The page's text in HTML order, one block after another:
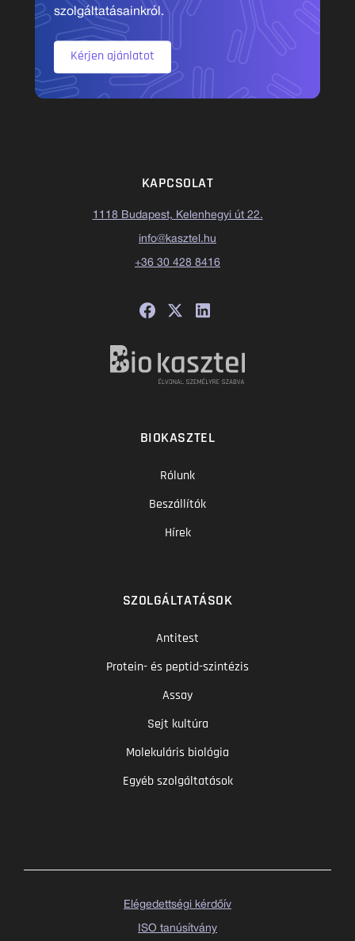
szolgáltatásainkról.
Kérjen ajánlatot
KAPCSOLAT
1118 Budapest, Kelenhegyi út 22.
info@kasztel.hu
+36 30 428 8416
BIOKASZTEL
Rólunk
Beszállítók
Hírek
SZOLGÁLTATÁSOK
Antitest
Protein- és peptid-szintézis
Assay
Sejt kultúra
Molekuláris biológia
Egyéb szolgáltatások
Elégedettségi kérdőív
ISO tanúsítvány